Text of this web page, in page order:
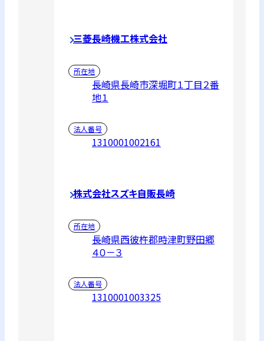
三菱長崎機工株式会社
所在地
長崎県長崎市深堀町１丁目２番
地１
法人番号
1310001002161
株式会社スズキ自販長崎
所在地
長崎県西彼杵郡時津町野田郷
４０－３
法人番号
1310001003325